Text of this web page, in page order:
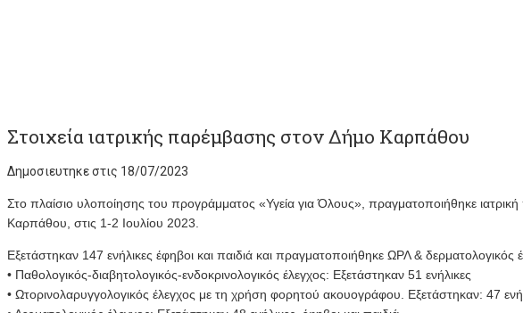
Στοιχεία ιατρικής παρέμβασης στον Δήμο Καρπάθου
Δημοσιευτηκε στις 18/07/2023
Στο πλαίσιο υλοποίησης του προγράμματος «Υγεία για Όλους», πραγματοποιήθηκε
Καρπάθου, στις 1-2 Ιουλίου 2023.
Εξετάστηκαν 147 ενήλικες έφηβοι και παιδιά και πραγματοποιήθηκε ΩΡΛ & δερματολογικός
• Παθολογικός-διαβητολογικός-ενδοκρινολογικός έλεγχος: Εξετάστηκαν 51 ενήλικες
• Ωτορινολαρυγγολογικός έλεγχος με τη χρήση φορητού ακουογράφου. Εξετάστηκαν: 47